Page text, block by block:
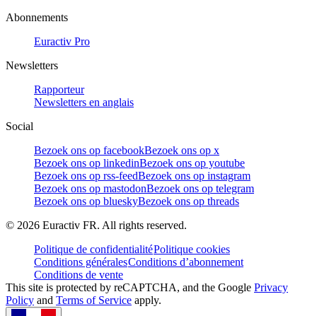
Abonnements
Euractiv Pro
Newsletters
Rapporteur
Newsletters en anglais
Social
Bezoek ons op facebookBezoek ons op x
Bezoek ons op linkedinBezoek ons op youtube
Bezoek ons op rss-feedBezoek ons op instagram
Bezoek ons op mastodonBezoek ons op telegram
Bezoek ons op blueskyBezoek ons op threads
© 2026 Euractiv FR. All rights reserved.
Politique de confidentialitéPolitique cookies
Conditions généralesConditions d’abonnement
Conditions de vente
This site is protected by reCAPTCHA, and the Google Privacy
Policy and Terms of Service apply.